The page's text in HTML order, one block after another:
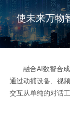
使未来万物
融合AI数智合
通过动捕设备、视
交互从单纯的对话